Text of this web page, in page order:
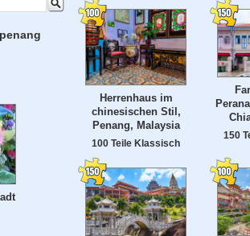
Herrenhaus im
chinesischen Stil,
Penang, Malaysia
100 Teile Klassisch
150